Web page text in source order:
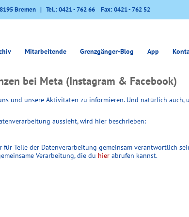
Bremen | Tel.: 0421 - 762 66 Fax: 0421 - 762 52
Mitarbeitende Grenzgänger-Blog App
bei Meta (Instagram & Facebook)
und unsere Aktivitäten zu informieren. Und natürlich auch,
aussieht, wird hier beschrieben:
Teile der Datenverarbeitung gemeinsam verantwortlich
Verarbeitung, die du hier abrufen kannst.